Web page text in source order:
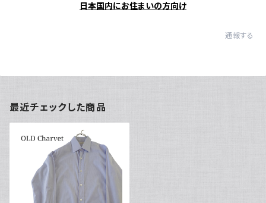
日本国内にお住まいの方向け
通報する
最近チェックした商品